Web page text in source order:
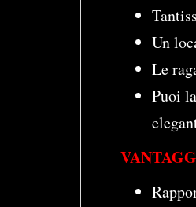
Un
Le
Puoi